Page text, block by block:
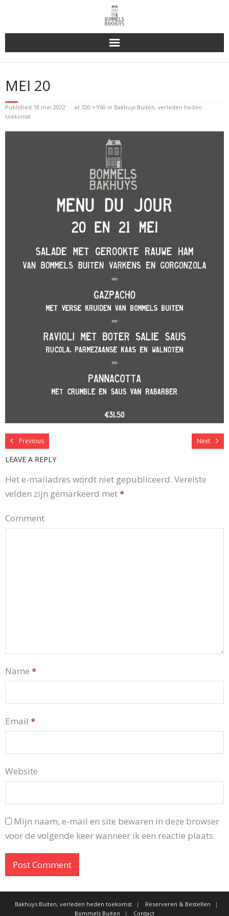
Bakhuys Buiten, verleden heden toekomst
Reserveren & Bestellen
Bommels Buiten
MEI 20
Published 18 mei 2022 at 720 × 960 in Bakhuys Buiten, verleden heden
toekomst
Previous Next
LEAVE A REPLY
Het e-mailadres wordt niet gepubliceerd. Vereiste
velden zijn gemarkeerd met*
Comment
Name *
Email *
Website
Mijn naam, e-mail en site bewaren in deze browser
voor de volgende keer wanneer ik een reactie plaats.
Bakhuys Buiten, verleden heden toekomst
Reserveren & Bestellen
Bommels Buiten
Contact